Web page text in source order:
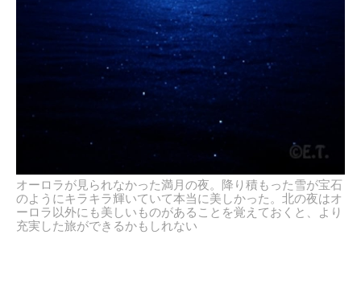
オーロラが見られなかった満月の夜。降り積もった雪が宝石
のようにキラキラ輝いていて本当に美しかった。北の夜はオ
ーロラ以外にも美しいものがあることを覚えておくと、より
充実した旅ができるかもしれない